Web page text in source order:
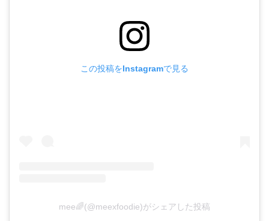
この投稿をInstagramで見る
mee🌈(@meexfoodie)がシェアした投稿